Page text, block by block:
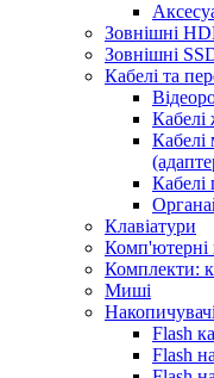
Зовнішні
Зовнішні
Кабелі та
Кабелі
Кабелі
Клавіатури
Комп'ютерні
Комплекти:
Миші
Flash
Flash